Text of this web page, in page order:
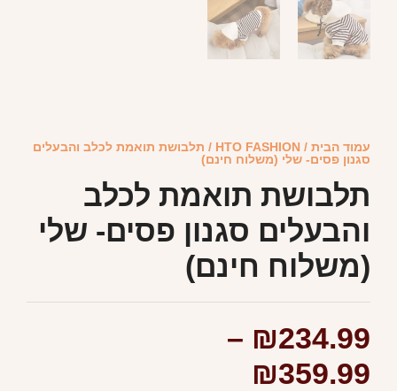
עמוד הבית /
HTO FASHION / תלבושת תואמת לכלב והבעלים
סגנון פסים- שלי (משלוח חינם)
תלבושת תואמת לכלב
והבעלים סגנון פסים- שלי
(משלוח חינם)
₪234.99
–
₪359.99